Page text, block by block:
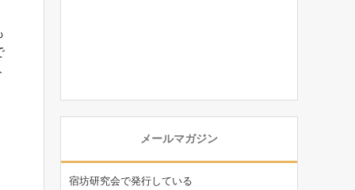
メールマガジン
宿坊研究会で発行している